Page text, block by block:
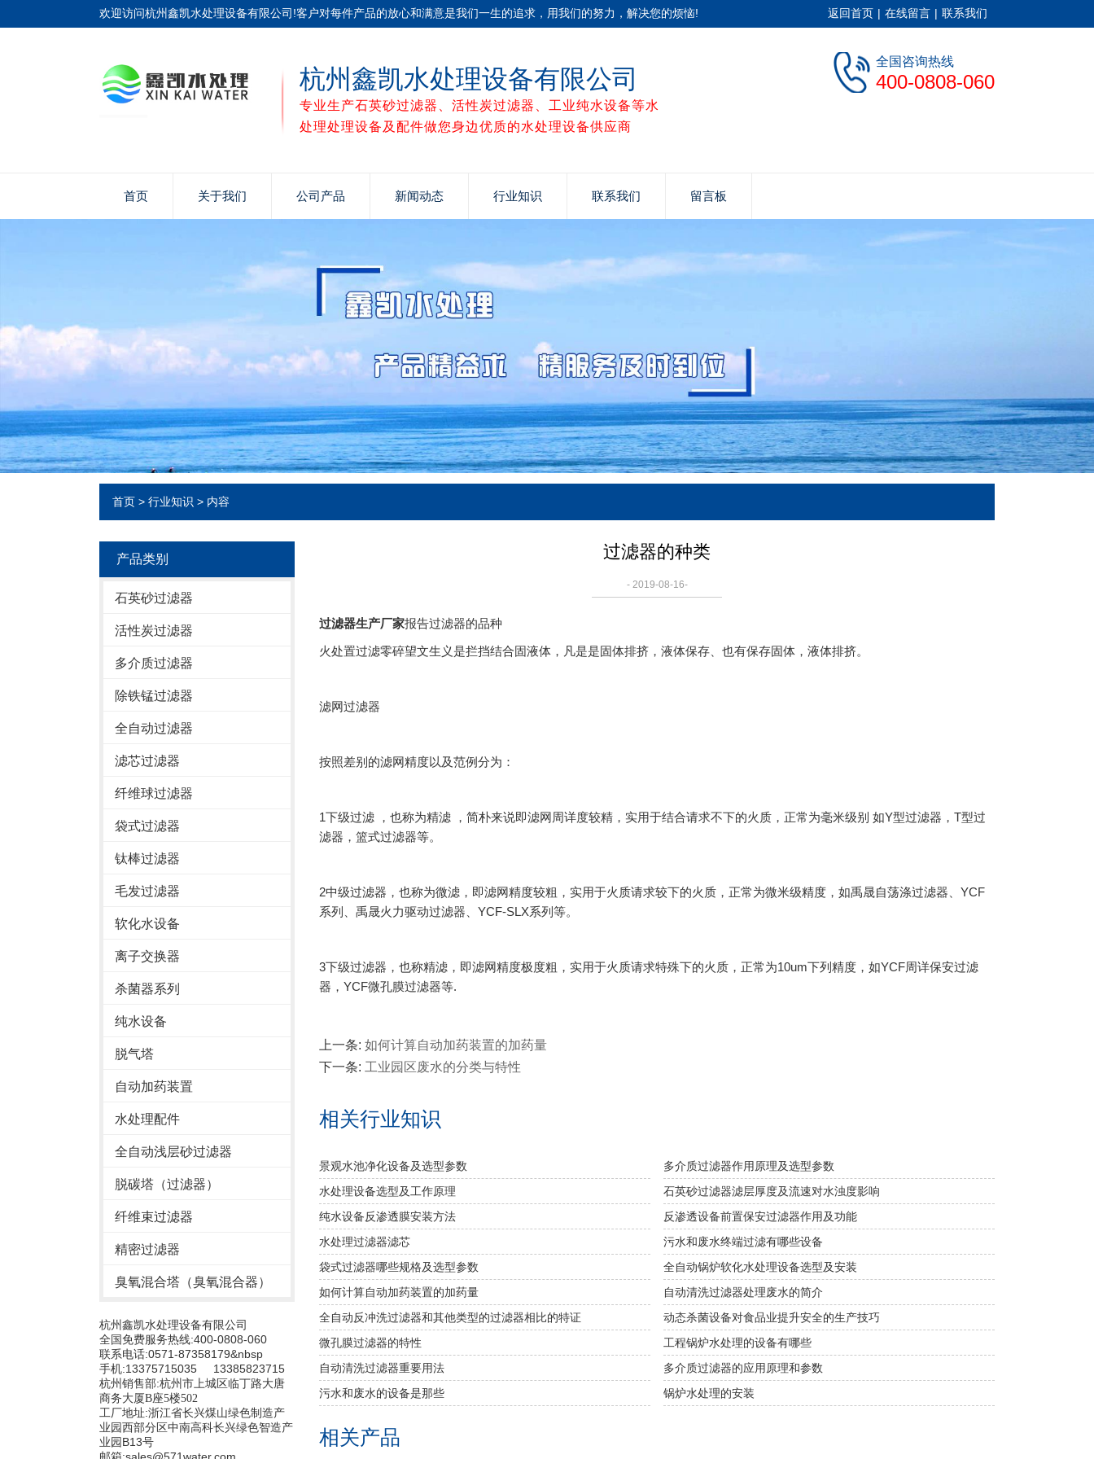
欢迎访问杭州鑫凯水处理设备有限公司!客户对每件产品的放心和满意是我们一生的追求，用我们的努力，解决您的烦恼! 返回首页 | 在线留言 | 联系我们
杭州鑫凯水处理设备有限公司
专业生产石英砂过滤器、活性炭过滤器、工业纯水设备等水
处理处理设备及配件做您身边优质的水处理设备供应商
全国咨询热线
400-0808-060
首页 关于我们 公司产品 新闻动态 行业知识 联系我们 留言板
首页 > 行业知识 > 内容
产品类别
石英砂过滤器
活性炭过滤器
多介质过滤器
除铁锰过滤器
全自动过滤器
滤芯过滤器
纤维球过滤器
袋式过滤器
钛棒过滤器
毛发过滤器
软化水设备
离子交换器
杀菌器系列
纯水设备
脱气塔
自动加药装置
水处理配件
全自动浅层砂过滤器
脱碳塔（过滤器）
纤维束过滤器
精密过滤器
臭氧混合塔（臭氧混合器）
杭州鑫凯水处理设备有限公司
全国免费服务热线:400-0808-060
联系电话:0571-87358179&nbsp
手机:13375715035 13385823715
杭州销售部:杭州市上城区临丁路大唐
商务大厦B座5楼502
工厂地址:浙江省长兴煤山绿色制造产
业园西部分区中南高科长兴绿色智造产
业园B13号
过滤器的种类
- 2019-08-16-
过滤器生产厂家报告过滤器的品种
火处置过滤零碎望文生义是拦挡结合固液体，凡是是固体排挤，液体保存、也有保存固体，液体排挤。
滤网过滤器
按照差别的滤网精度以及范例分为：
1下级过滤 ，也称为精滤 ，简朴来说即滤网周详度较精，实用于结合请求不下的火质，正常为毫米级别 如Y型过滤器，T型过
滤器，篮式过滤器等。
2中级过滤器，也称为微滤，即滤网精度较粗，实用于火质请求较下的火质，正常为微米级精度，如禹晟自荡涤过滤器、YCF
系列、禹晟火力驱动过滤器、YCF-SLX系列等。
3下级过滤器，也称精滤，即滤网精度极度粗，实用于火质请求特殊下的火质，正常为10um下列精度，如YCF周详保安过滤
器，YCF微孔膜过滤器等.
上一条: 如何计算自动加药装置的加药量
下一条: 工业园区废水的分类与特性
相关行业知识
景观水池净化设备及选型参数
多介质过滤器作用原理及选型参数
水处理设备选型及工作原理
石英砂过滤器滤层厚度及流速对水浊度影响
纯水设备反渗透膜安装方法
反渗透设备前置保安过滤器作用及功能
水处理过滤器滤芯
污水和废水终端过滤有哪些设备
袋式过滤器哪些规格及选型参数
全自动锅炉软化水处理设备选型及安装
如何计算自动加药装置的加药量
自动清洗过滤器处理废水的简介
全自动反冲洗过滤器和其他类型的过滤器相比的特证
动态杀菌设备对食品业提升安全的生产技巧
微孔膜过滤器的特性
工程锅炉水处理的设备有哪些
自动清洗过滤器重要用法
多介质过滤器的应用原理和参数
污水和废水的设备是那些
锅炉水处理的安装
相关产品